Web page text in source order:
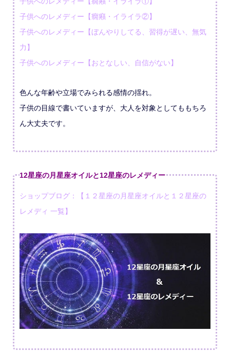
子供へのレメディー【癇癪・イライラ②】
子供へのレメディー【ぼんやりしてる、習得が遅い、無気
力】
子供へのレメディー【おとなしい、自信がない】
色んな年齢や立場でみられる感情の揺れ。
子供の目線で書いていますが、大人を対象としてももちろ
ん大丈夫です。
12星座の月星座オイルと12星座のレメディー
ショップブログ：【１２星座の月星座オイルと１２星座の
レメディ 一覧】